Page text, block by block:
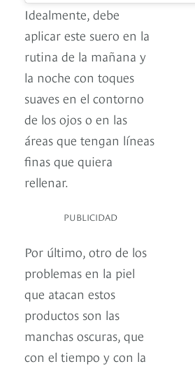
Idealmente, debe
aplicar este suero en la
rutina de la mañana y
la noche con toques
suaves en el contorno
de los ojos o en las
áreas que tengan líneas
finas que quiera
rellenar.
PUBLICIDAD
Por último, otro de los
problemas en la piel
que atacan estos
productos son las
manchas oscuras, que
con el tiempo y con la